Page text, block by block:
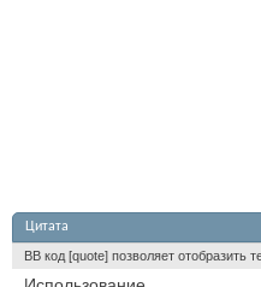
Цитата
BB код [quote] позволяет отобразить